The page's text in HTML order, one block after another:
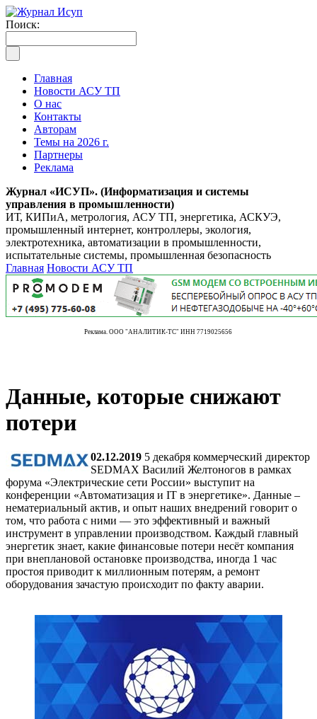
Поиск:
Главная
Новости АСУ ТП
О нас
Контакты
Авторам
Темы на 2026 г.
Партнеры
Реклама
Журнал «ИСУП». (Информатизация и системы
управления в промышленности)
ИТ, КИПиА, метрология, АСУ ТП, энергетика, АСКУЭ,
промышленный интернет, контроллеры, экология,
электротехника, автоматизации в промышленности,
испытательные системы, промышленная безопасность
Главная Новости АСУ ТП
Реклама. ООО "АНАЛИТИК-ТС" ИНН 7719025656
Данные, которые снижают
потери
02.12.2019 5 декабря коммерческий директор
SEDMAX Василий Желтоногов в рамках
форума «Электрические сети России» выступит на
конференции «Автоматизация и IT в энергетике». Данные –
нематериальный актив, и опыт наших внедрений говорит о
том, что работа с ними — это эффективный и важный
инструмент в управлении производством. Каждый главный
энергетик знает, какие финансовые потери несёт компания
при внеплановой остановке производства, иногда 1 час
простоя приводит к миллионным потерям, а ремонт
оборудования зачастую происходит по факту аварии.